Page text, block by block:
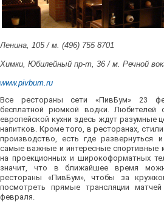
Ленина, 105 / м. (496) 755 8701
Химки, Юбилейный пр-т, 36 / м. Речной
www.pivbum.ru
Все рестораны сети «ПивБум» 23
бесплатной рюмкой водки. Любителей
европейской кухни здесь ждут
напитков. Кроме того, в ресторанах,
производство, есть где развернуться
самые важные и интересные спортивные
на проекционных и широкоформатных
значит, что в ближайшее время
рестораны «ПивБум», чтобы за
посмотреть прямые трансляции
февраля.